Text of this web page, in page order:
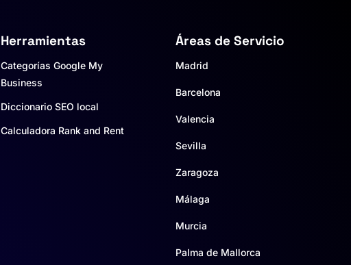
Herramientas
Categorías Google My
Business
Diccionario SEO local
Calculadora Rank and Rent
Áreas de Servicio
Madrid
Barcelona
Valencia
Sevilla
Zaragoza
Málaga
Murcia
Palma de Mallorca